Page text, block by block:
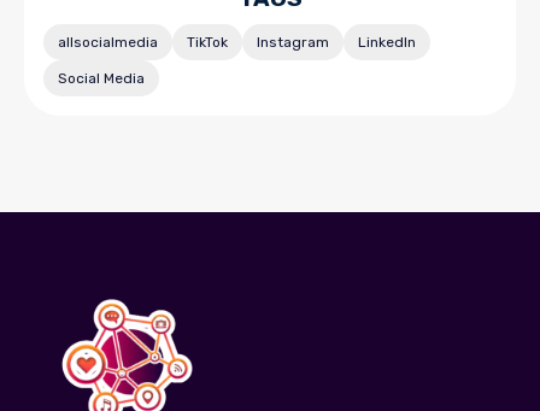
allsocialmedia TikTok Instagram LinkedIn
Social Media